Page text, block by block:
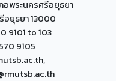
อพระนครศรีอยุธยา
อยุธยา 13000
9101 to 103
9105